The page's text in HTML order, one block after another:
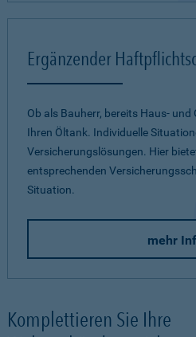
Ergänzender
Ob als Bauherr, bereits Haus-
Ihren Öltank. Individuelle
Versicherungslösungen. Hier
entsprechenden
Situation.
mehr
Komplettieren Sie Ihre